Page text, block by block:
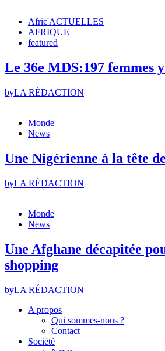
Afric'ACTUELLES
AFRIQUE
featured
Le 36e MDS:197 femmes
byLA RÉDACTION
Monde
News
Une Nigérienne à la tête
byLA RÉDACTION
Monde
News
Une Afghane décapitée
shopping
byLA RÉDACTION
A propos
Qui sommes-nous ?
Contact
Société